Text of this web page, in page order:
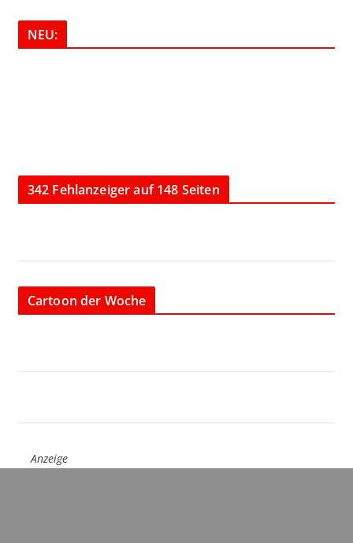
NEU:
342 Fehlanzeiger auf 148 Seiten
Cartoon der Woche
Anzeige